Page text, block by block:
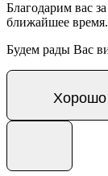
Благодарим вас
ближайшее время.
Будем рады Вас
Хорошо